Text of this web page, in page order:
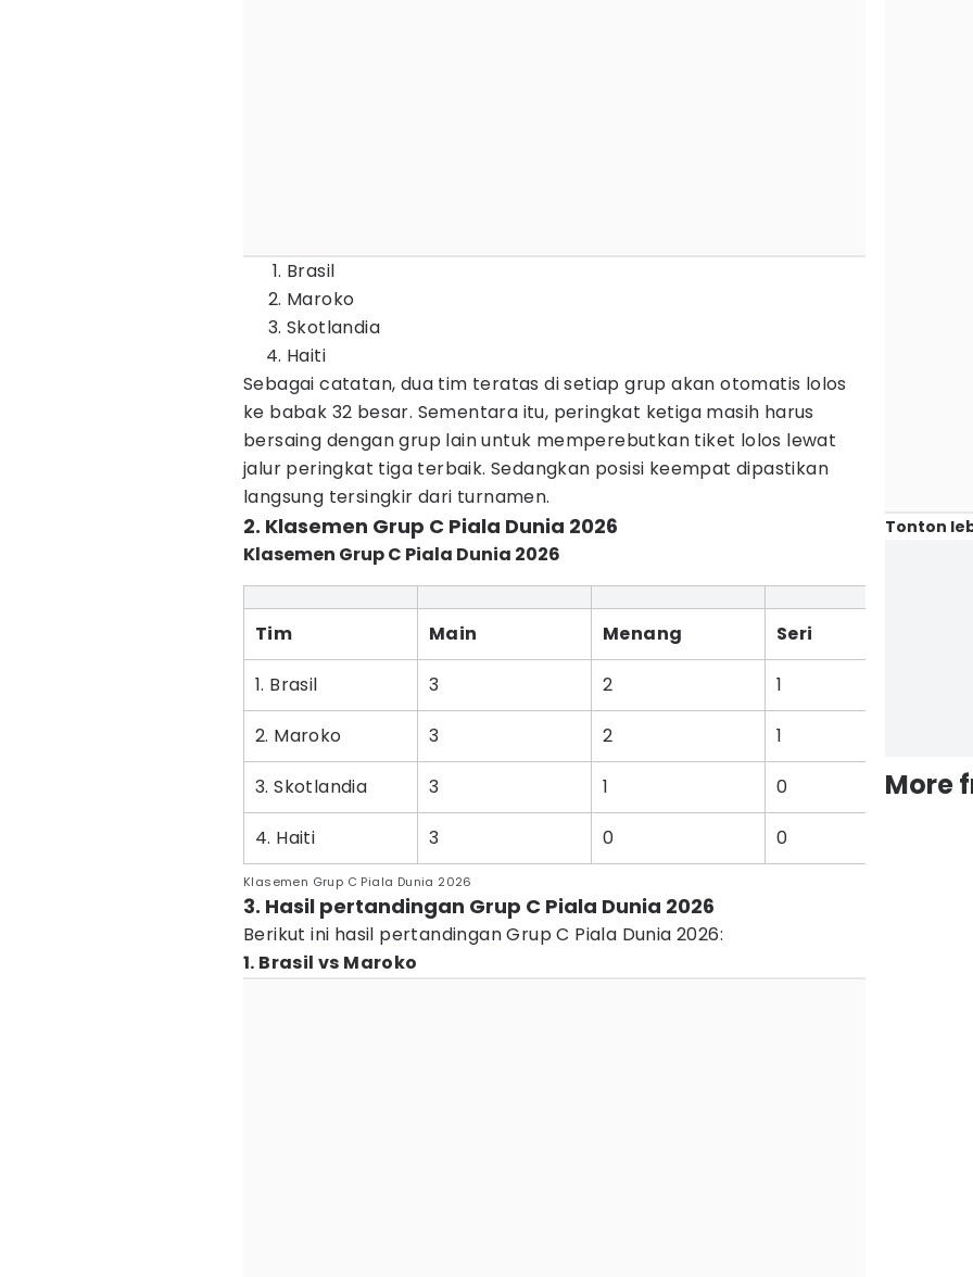
Brasil
Maroko
Skotlandia
Haiti
Sebagai catatan, dua tim teratas di setiap grup akan otomatis lolos
ke babak 32 besar. Sementara itu, peringkat ketiga masih harus
bersaing dengan grup lain untuk memperebutkan tiket lolos lewat
jalur peringkat tiga terbaik. Sedangkan posisi keempat dipastikan
langsung tersingkir dari turnamen.
2. Klasemen Grup C Piala Dunia 2026
Klasemen Grup C Piala Dunia 2026
Klasemen Grup C Piala Dunia 2026
Tim Main Menang Seri
1. Brasil 3 2 1
2. Maroko 3 2 1
3. Skotlandia 3 1 0 2
4. Haiti 3 0 0
3. Hasil pertandingan Grup C Piala Dunia 2026
Berikut ini hasil pertandingan Grup C Piala Dunia 2026:
1. Brasil vs Maroko
Tonton
More